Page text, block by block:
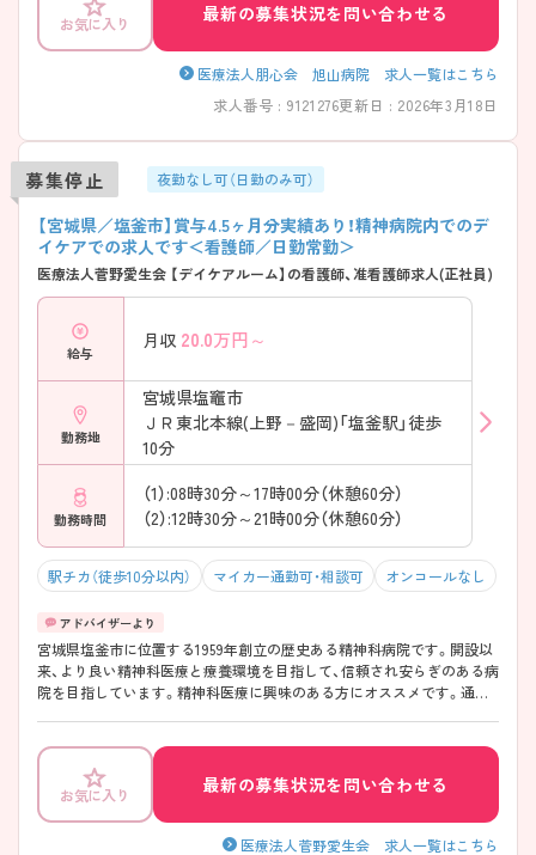
お気に入り 最新の募集状況を問い合わせる
医療法人朋心会 旭山病院 求人一覧はこちら
求人番号 : 9121276更新日 : 2026年3月18日
募集停止 夜勤なし可（日勤のみ可）
【宮城県／塩釜市】賞与4.5ヶ月分実績あり！精神病院内でのデ
イケアでの求人です＜看護師／日勤常勤＞
医療法人菅野愛生会 【デイケアルーム】の看護師、准看護師求人(正社員)
給与
月収 20.0万円～
勤務地
宮城県塩竈市
ＪＲ東北本線(上野－盛岡)「塩釜駅」徒歩
10分
勤務時間
（1）:08時30分～17時00分（休憩60分）
（2）:12時30分～21時00分（休憩60分）
駅チカ（徒歩10分以内） マイカー通勤可・相談可 オンコールなし
宮城県塩釜市に位置する1959年創立の歴史ある精神科病院です。開設以
来、より良い精神科医療と療養環境を目指して、信頼され安らぎのある病
院を目指しています。精神科医療に興味のある方にオススメです。通勤
しいたしますのでお気軽にご相談ください。
お気に入り
最新の募集状況を問い合わせる
医療法人菅野愛生会 求人一覧はこちら